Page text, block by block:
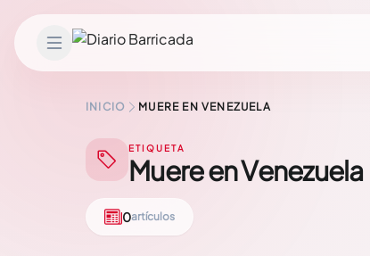
INICIO MUERE EN VENEZUELA
ETIQUETA
Muere en Venezuela
0artículos